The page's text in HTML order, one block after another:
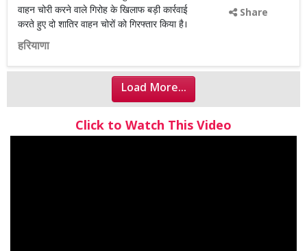
वाहन चोरी करने वाले गिरोह के खिलाफ बड़ी कार्रवाई
करते हुए दो शातिर वाहन चोरों को गिरफ्तार किया है।
हरियाणा
Share
Load More...
Click to Watch This Video